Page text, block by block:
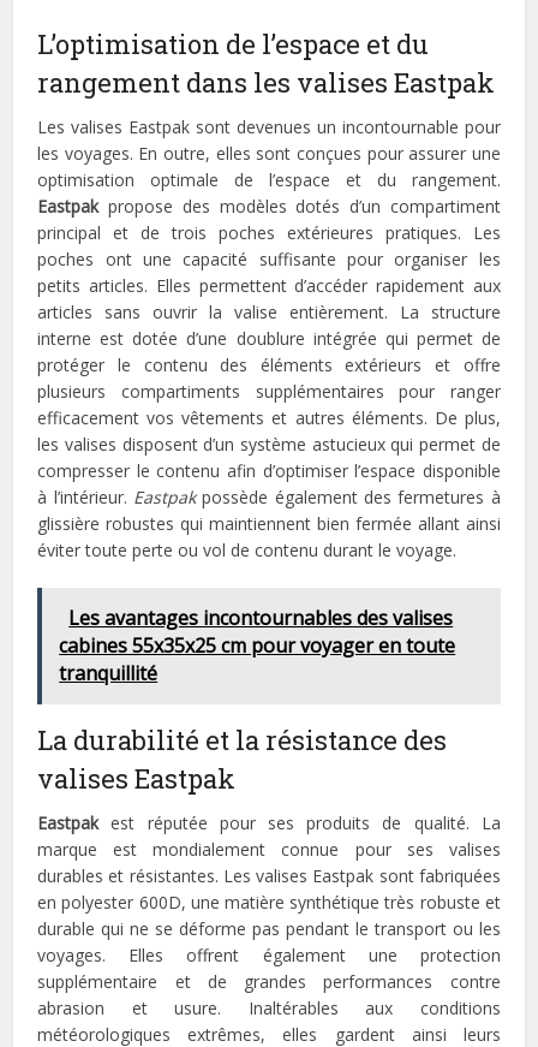
L’optimisation de l’espace et du
rangement dans les valises Eastpak
Les valises Eastpak sont devenues un incontournable pour
les voyages. En outre, elles sont conçues pour assurer une
optimisation optimale de l’espace et du rangement.
Eastpakpropose des modèles dotés d’un compartiment
principal et de trois poches extérieures pratiques. Les
poches ont une capacité suffisante pour organiser les
petits articles. Elles permettent d’accéder rapidement aux
articles sans ouvrir la valise entièrement. La structure
interne est dotée d’une doublure intégrée qui permet de
protéger le contenu des éléments extérieurs et offre
plusieurs compartiments supplémentaires pour ranger
efficacement vos vêtements et autres éléments. De plus,
les valises disposent d’un système astucieux qui permet de
compresser le contenu afin d’optimiser l’espace disponible
à l’intérieur. Eastpakpossède également des fermetures à
glissière robustes qui maintiennent bien fermée allant ainsi
éviter toute perte ou vol de contenu durant le voyage.
Les avantages incontournables des valises
cabines 55x35x25 cm pour voyager en toute
tranquillité
La durabilité et la résistance des
valises Eastpak
Eastpakest réputée pour ses produits de qualité. La
marque est mondialement connue pour ses valises
durables et résistantes. Les valises Eastpak sont fabriquées
en polyester 600D, une matière synthétique très robuste et
durable qui ne se déforme pas pendant le transport ou les
voyages. Elles offrent également une protection
supplémentaire et de grandes performances contre
abrasion et usure. Inaltérables aux conditions
météorologiques extrêmes, elles gardent ainsi leurs